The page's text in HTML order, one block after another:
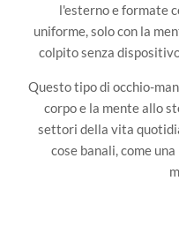
l'esterno e formate
uniforme, solo con la
colpito senza
Questo tipo di occhio-
corpo e la mente allo
settori della vita
cose banali, come